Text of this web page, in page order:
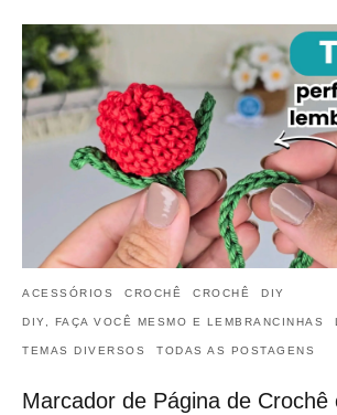
ACESSÓRIOS CROCHÊ CROCHÊ DIY
DIY, FAÇA VOCÊ MESMO E LEMBRANCINHAS
TEMAS DIVERSOS TODAS AS POSTAGENS
Marcador de Página de Crochê